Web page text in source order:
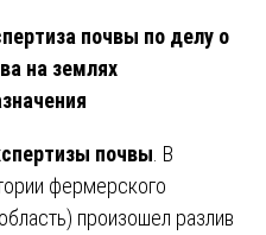
почвы по делу о
на землях
почвы . В
фермерского
произошел разлив